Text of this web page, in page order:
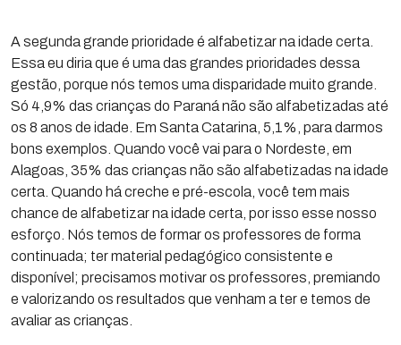
A segunda grande prioridade é alfabetizar na idade certa.
Essa eu diria que é uma das grandes prioridades dessa
gestão, porque nós temos uma disparidade muito grande.
Só 4,9% das crianças do Paraná não são alfabetizadas até
os 8 anos de idade. Em Santa Catarina, 5,1%, para darmos
bons exemplos. Quando você vai para o Nordeste, em
Alagoas, 35% das crianças não são alfabetizadas na idade
certa. Quando há creche e pré-escola, você tem mais
chance de alfabetizar na idade certa, por isso esse nosso
esforço. Nós temos de formar os professores de forma
continuada; ter material pedagógico consistente e
disponível; precisamos motivar os professores, premiando
e valorizando os resultados que venham a ter e temos de
avaliar as crianças.